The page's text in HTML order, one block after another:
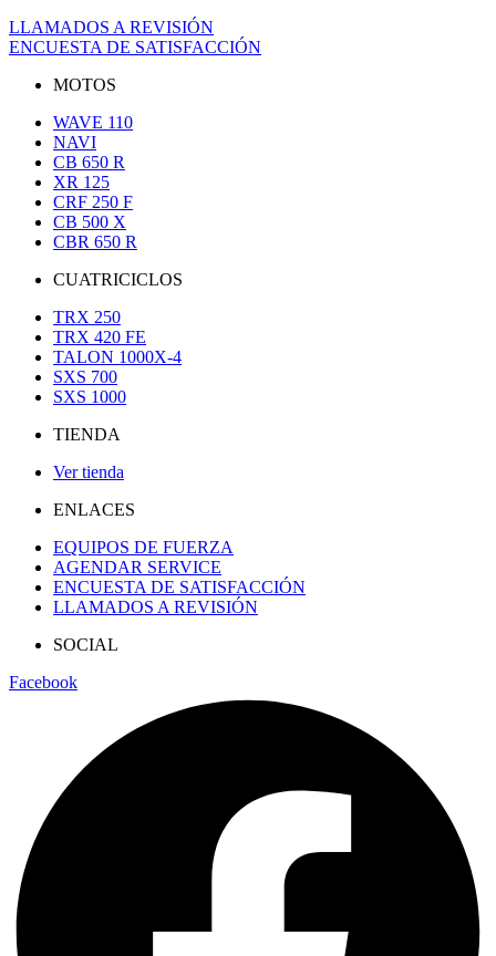
LLAMADOS A REVISIÓN
ENCUESTA DE SATISFACCIÓN
MOTOS
WAVE 110
NAVI
CB 650 R
XR 125
CRF 250 F
CB 500 X
CBR 650 R
CUATRICICLOS
TRX 250
TRX 420 FE
TALON 1000X-4
SXS 700
SXS 1000
TIENDA
Ver tienda
ENLACES
EQUIPOS DE FUERZA
AGENDAR SERVICE
ENCUESTA DE SATISFACCIÓN
LLAMADOS A REVISIÓN
SOCIAL
Facebook